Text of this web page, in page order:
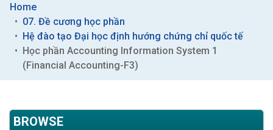
Home
07. Đề cương học phần
Hệ đào tạo Đại học định hướng chứng chỉ quốc tế
Học phần Accounting Information System 1
(Financial Accounting-F3)
BROWSE